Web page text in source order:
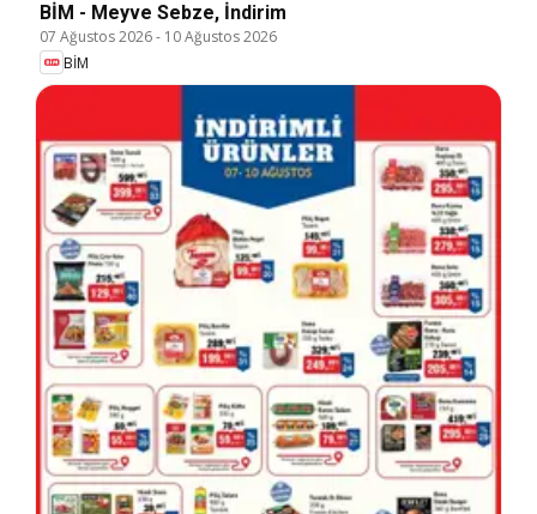
BİM - Meyve Sebze, İndirim
07 Ağustos 2026- 10 Ağustos 2026
BİM